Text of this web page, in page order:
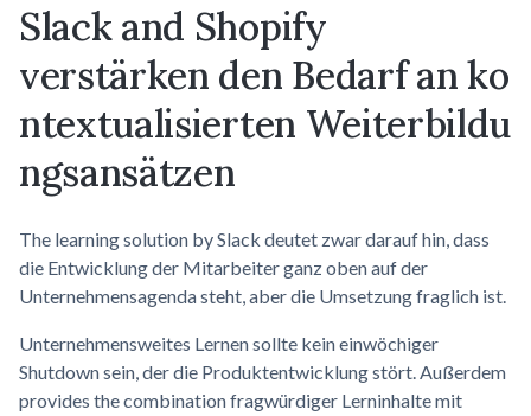
Slack and Shopify
verstärken den Bedarf anko
ntextualisierten Weiterbildu
ngsansätzen
The learning solution by Slack deutet zwar darauf hin, dass
die Entwicklung der Mitarbeiter ganz oben auf der
Unternehmensagenda steht, aber die Umsetzung fraglich ist.
Unternehmensweites Lernen sollte kein einwöchiger
Shutdown sein, der die Produktentwicklung stört. Außerdem
provides the combination fragwürdiger Lerninhalte mit